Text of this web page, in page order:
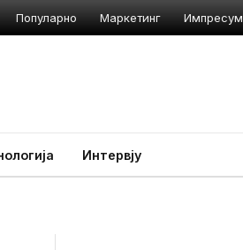
Популарно Маркетинг Импресум
Интервју